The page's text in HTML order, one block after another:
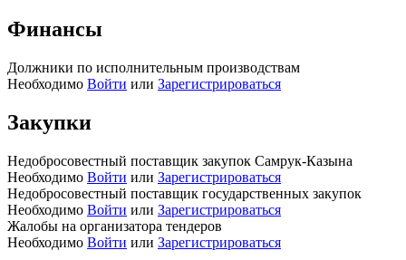
Финансы
Должники по исполнительным производствам
Необходимо Войти или Зарегистрироваться
Закупки
Недобросовестный поставщик закупок Самрук-Казына
Необходимо Войти или Зарегистрироваться
Недобросовестный поставщик государственных закупок
Необходимо Войти или Зарегистрироваться
Жалобы на организатора тендеров
Необходимо Войти или Зарегистрироваться